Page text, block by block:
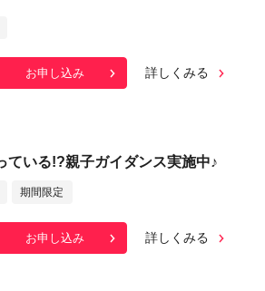
お申し込み 詳しくみる
ている!?親子ガイダンス実施中♪
期間限定
お申し込み 詳しくみる